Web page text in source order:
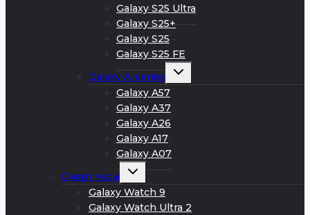
Galaxy S25 Ultra
Galaxy S25+
Galaxy S25
Galaxy S25 FE
Galaxy A-series
Развернуть
меню
Galaxy A57
Galaxy A37
Galaxy A26
Galaxy A17
Galaxy A07
Смарт часы
Развернуть
меню
Galaxy Watch 9
Galaxy Watch Ultra 2